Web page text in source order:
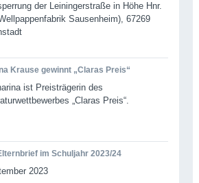
der Leiningerstraße in Höhe Hnr.
Sausenheim), 67269
Krause gewinnt „Claras Preis“
ist Preisträgerin des
„Claras Preis“.
im Schuljahr 2023/24
2023